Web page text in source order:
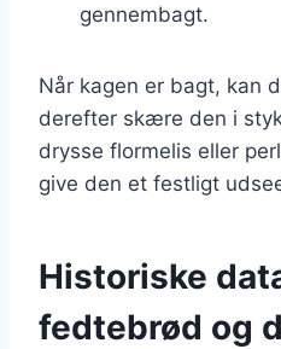
gennembagt.
Når kagen er bagt, kan
derefter skære den i
drysse flormelis eller
give den et festligt
Historiske
fedtebrød og